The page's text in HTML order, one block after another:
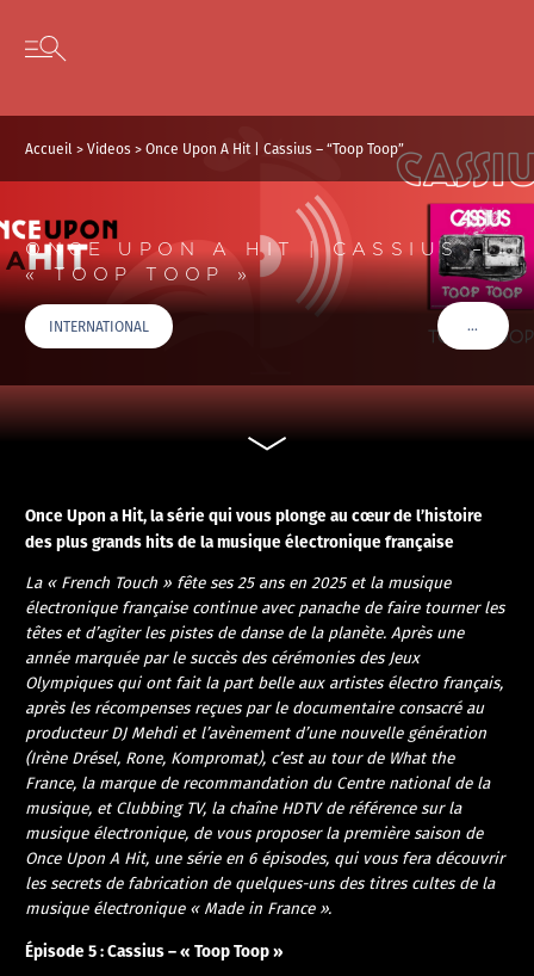
Skip to content
Open secondary menu
Accueil >Videos >Once Upon A Hit | Cassius – “Toop Toop”
ONCE UPON A HIT | CASSIUS –
« TOOP TOOP »
INTERNATIONAL …VOIR
Once Upon a Hit, la série qui vous plonge au cœur de l’histoire
des plus grands hits de la musique électronique française
La « French Touch » fête ses 25 ans en 2025 et la musique
électronique française continue avec panache de faire tourner les
têtes et d’agiter les pistes de danse de la planète. Après une
année marquée par le succès des cérémonies des Jeux
Olympiques qui ont fait la part belle aux artistes électro français,
après les récompenses reçues par le documentaire consacré au
producteur DJ Mehdi et l’avènement d’une nouvelle génération
(Irène Drésel, Rone, Kompromat), c’est au tour de What the
France, la marque de recommandation du Centre national de la
musique, et Clubbing TV, la chaîne HDTV de référence sur la
musique électronique, de vous proposer la première saison de
Once Upon A Hit, une série en 6 épisodes, qui vous fera découvrir
les secrets de fabrication de quelques-uns des titres cultes de la
musique électronique « Made in France ».
Épisode 5 : Cassius – « Toop Toop »